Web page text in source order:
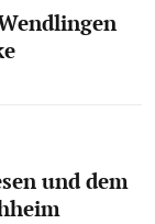
und dem